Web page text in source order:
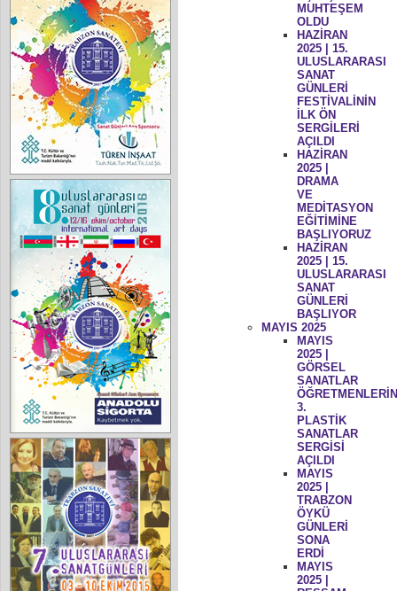
MUHTEŞEM
OLDU
HAZİRAN
2025 | 15.
ULUSLARARASI
SANAT
GÜNLERİ
FESTİVALİNİN
İLK ÖN
SERGİLERİ
AÇILDI
HAZİRAN
2025 |
DRAMA
VE
MEDİTASYON
EĞİTİMİNE
BAŞLIYORUZ
HAZİRAN
2025 | 15.
ULUSLARARASI
SANAT
GÜNLERİ
BAŞLIYOR
MAYIS 2025
MAYIS
2025 |
GÖRSEL
SANATLAR
3.
PLASTİK
SANATLAR
SERGİSİ
AÇILDI
MAYIS
2025 |
TRABZON
ÖYKÜ
GÜNLERİ
SONA
ERDİ
MAYIS
2025 |